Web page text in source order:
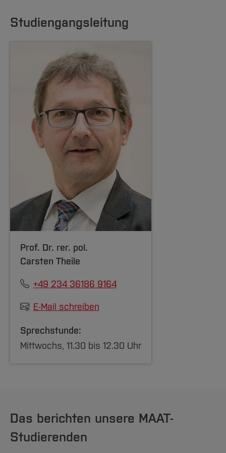
Bestandene Zulassungsklausur BWL/VWL
BWL/VWL 1
BWL/VWL 2
BWL/VWL 3
PO 2021
Erfolgreicher Abschluss der Module
Controlling
Economics
Investition und Finanzierung
Rechnungslegung und Governance
Finanzielle Unternehmenssteuerung
Formale Voraussetzungen
„Wirtschaftsrecht“ sind
PO 2018
Wirtschaftsrecht 1
Wirtschaftsrecht 2
Studiengangsleitung
Prof. Dr. rer. pol.
Carsten Theile
+49 234 36186 9164
E-Mail schreiben
Sprechstunde:
Mittwochs, 11.30 bis 12.30 Uhr
Das berichten unsere MAAT-
Studierenden